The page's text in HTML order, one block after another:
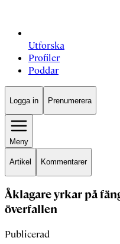
Utforska
Profiler
Poddar
Logga in Prenumerera
Meny
Artikel Kommentarer
Åklagare yrkar på
överfallen
Publicerad